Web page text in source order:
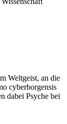
Weltgeist, an die
cyberborgensis
dabei Psyche bei